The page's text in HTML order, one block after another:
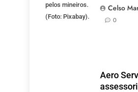
pelos mineiros.
(Foto: Pixabay).
Celso
0
Aero